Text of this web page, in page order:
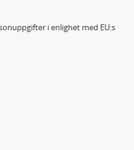
i enlighet med EU:s